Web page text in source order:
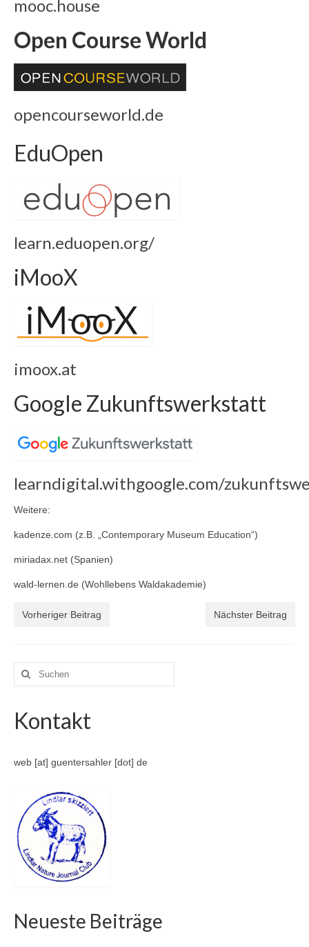
mooc.house
Open Course World
opencourseworld.de
EduOpen
learn.eduopen.org/
iMooX
imoox.at
Google Zukunftswerkstatt
learndigital.withgoogle.com/
Weitere:
kadenze.com (z.B. „Contemporary Museum Education“)
miriadax.net (Spanien)
wald-lernen.de (Wohllebens Waldakademie)
Vorheriger Beitrag Nächster Beitrag
Suche
nach:
Kontakt
web [at] guentersahler [dot] de
Neueste Beiträge